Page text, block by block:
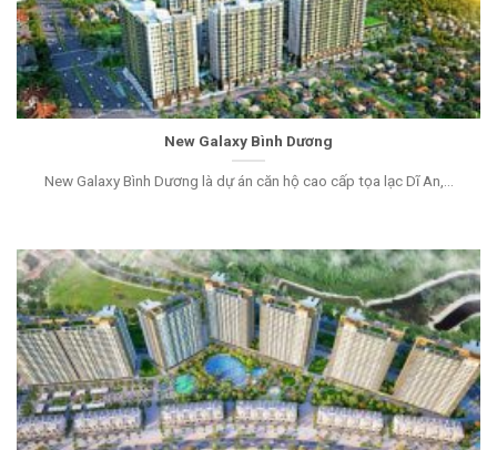
New Galaxy Bình Dương
New Galaxy Bình Dương là dự án căn hộ cao cấp tọa lạc Dĩ An,...